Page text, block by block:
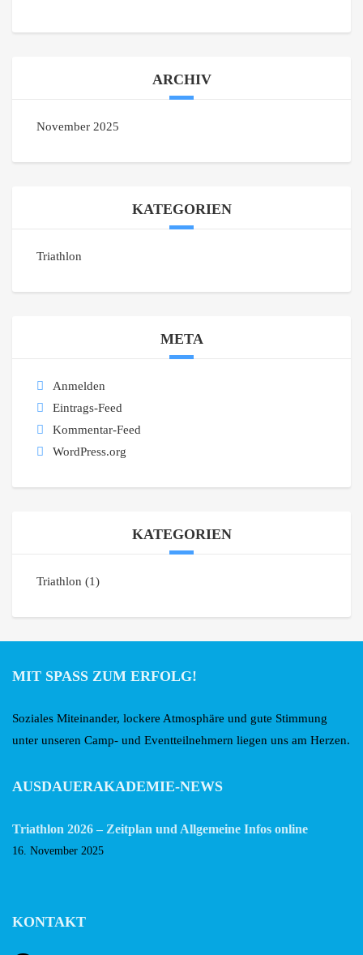
ARCHIV
November 2025
KATEGORIEN
Triathlon
META
Anmelden
Eintrags-Feed
Kommentar-Feed
WordPress.org
KATEGORIEN
Triathlon (1)
MIT SPASS ZUM ERFOLG!
Soziales Miteinander, lockere Atmosphäre und gute Stimmung
unter unseren Camp- und Eventteilnehmern liegen uns am Herzen.
AUSDAUERAKADEMIE-NEWS
Triathlon 2026 – Zeitplan und Allgemeine Infos online
16. November 2025
KONTAKT